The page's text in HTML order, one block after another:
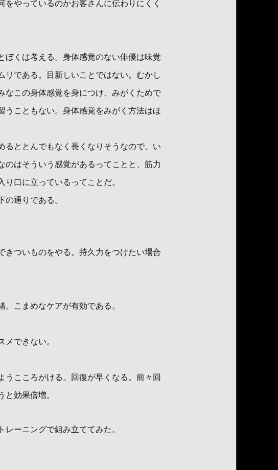
やっているのかお客さんに伝わりにくく
くは考える。身体感覚のない俳優は味覚
である。目新しいことではない。むかし
なこの身体感覚を身につけ、みがくためで
うこともない。身体感覚をみがく方法はほ
ととんでもなく長くなりそうなので、い
のはそういう感覚があるってことと、筋力
り口に立っているってことだ。
通りである。
ついものをやる。持久力をつけたい場合
こまめなケアが有効である。
できない。
こころがける。回復が早くなる。前々回
と効果倍増。
ーニングで組み立ててみた。